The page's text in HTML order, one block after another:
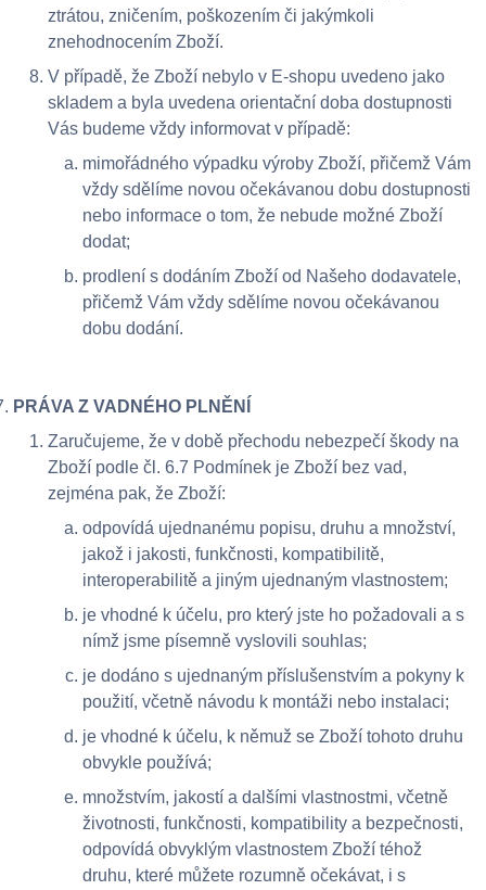
ztrátou, zničením, poškozením či jakýmkoli
znehodnocením Zboží.
V případě, že Zboží nebylo v E-shopu uvedeno jako
skladem a byla uvedena orientační doba dostupnosti
Vás budeme vždy informovat v případě:
mimořádného výpadku výroby Zboží, přičemž Vám
vždy sdělíme novou očekávanou dobu dostupnosti
nebo informace o tom, že nebude možné Zboží
dodat;
prodlení s dodáním Zboží od Našeho dodavatele,
přičemž Vám vždy sdělíme novou očekávanou
dobu dodání.
PRÁVA Z VADNÉHO PLNĚNÍ
Zaručujeme, že v době přechodu nebezpečí škody na
Zboží podle čl. 6.7 Podmínek je Zboží bez vad,
zejména pak, že Zboží:
odpovídá ujednanému popisu, druhu a množství,
jakož i jakosti, funkčnosti, kompatibilitě,
interoperabilitě a jiným ujednaným vlastnostem;
je vhodné k účelu, pro který jste ho požadovali a s
nímž jsme písemně vyslovili souhlas;
je dodáno s ujednaným příslušenstvím a pokyny k
použití, včetně návodu k montáži nebo instalaci;
je vhodné k účelu, k němuž se Zboží tohoto druhu
obvykle používá;
množstvím, jakostí a dalšími vlastnostmi, včetně
životnosti, funkčnosti, kompatibility a bezpečnosti,
odpovídá obvyklým vlastnostem Zboží téhož
druhu, které můžete rozumně očekávat, i s